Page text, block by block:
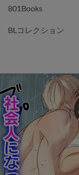
801Books
BLコレクション